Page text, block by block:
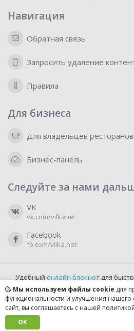
Навигация
Обратная связь
Запросить удаление
Правила
Для бизнеса
Для владельцев ресторанов
Бизнес-панель
Следуйте за нами
VK
vk.com/vilkanet
Facebook
fb.com/vilka.net
Удобный онлайн блокнотдля
бесплатно и доступно
Мы используем файлы cookie для
функциональности и улучшения нашего
сайт, вы соглашаетесь с нашей
OK